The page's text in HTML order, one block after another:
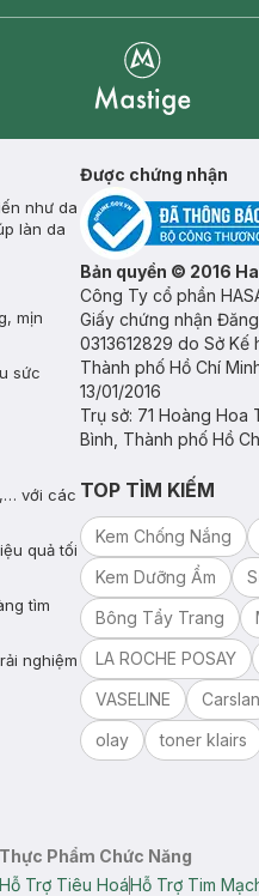
như da
làn da
mịn
sức
,… với các
quả tối
tìm
nghiệm
Được chứng nhận
Bản quyền © 2016
Công Ty cổ phần
Giấy chứng nhận
0313612829 do Sở
Thành phố Hồ Chí
13/01/2016
Trụ sở: 71 Hoàng Hoa
Bình, Thành phố Hồ
TOP TÌM KIẾM
Kem Chống Nắng
Kem Dưỡng Ẩm
Bông Tẩy Trang
LA ROCHE POSAY
VASELINE
Carslan
olay
toner klairs
Thực Phẩm Chức Năng
Hỗ Trợ Tiêu HoáHỗ Trợ Tim